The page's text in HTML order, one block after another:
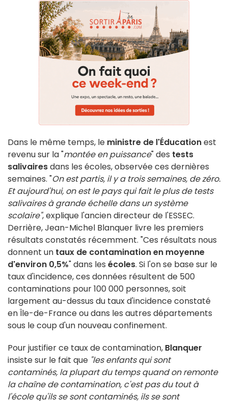
Dans le même temps, le ministre de l'Éducationest
revenu sur la "montée en puissance" des tests
salivairesdans les écoles, observée ces dernières
semaines. "On est partis, il y a trois semaines, de zéro.
Et aujourd'hui, on est le pays qui fait le plus de tests
salivaires à grande échelle dans un système
scolaire", explique l'ancien directeur de l'ESSEC.
Derrière, Jean-Michel Blanquer livre les premiers
résultats constatés récemment. "Ces résultats nous
donnent un taux de contamination en moyenne
d'environ 0,5%" dans les écoles. Si l'on se base sur le
taux d'incidence, ces données résultent de 500
contaminations pour 100 000 personnes, soit
largement au-dessus du taux d'incidence constaté
en Île-de-France ou dans les autres départements
sous le coup d'un nouveau confinement.
Pour justifier ce taux de contamination, Blanquer
insiste sur le fait que "les enfants qui sont
contaminés, la plupart du temps quand on remonte
la chaîne de contamination, c'est pas du tout à
l'école qu'ils se sont contaminés, ils se sont